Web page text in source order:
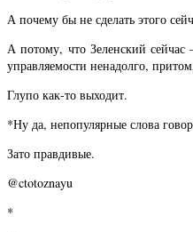
А почему бы не сделать этого
А потому, что Зеленский
управляемости ненадолго,
Глупо как-то выходит.
*Ну да, непопулярные слова
Зато правдивые.
@ctotoznayu
*